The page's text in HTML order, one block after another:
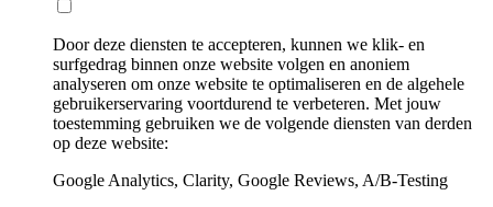
Door deze diensten te accepteren, kunnen we klik- en
surfgedrag binnen onze website volgen en anoniem
analyseren om onze website te optimaliseren en de algehele
gebruikerservaring voortdurend te verbeteren. Met jouw
toestemming gebruiken we de volgende diensten van derden
op deze website:
Google Analytics, Clarity, Google Reviews, A/B-Testing